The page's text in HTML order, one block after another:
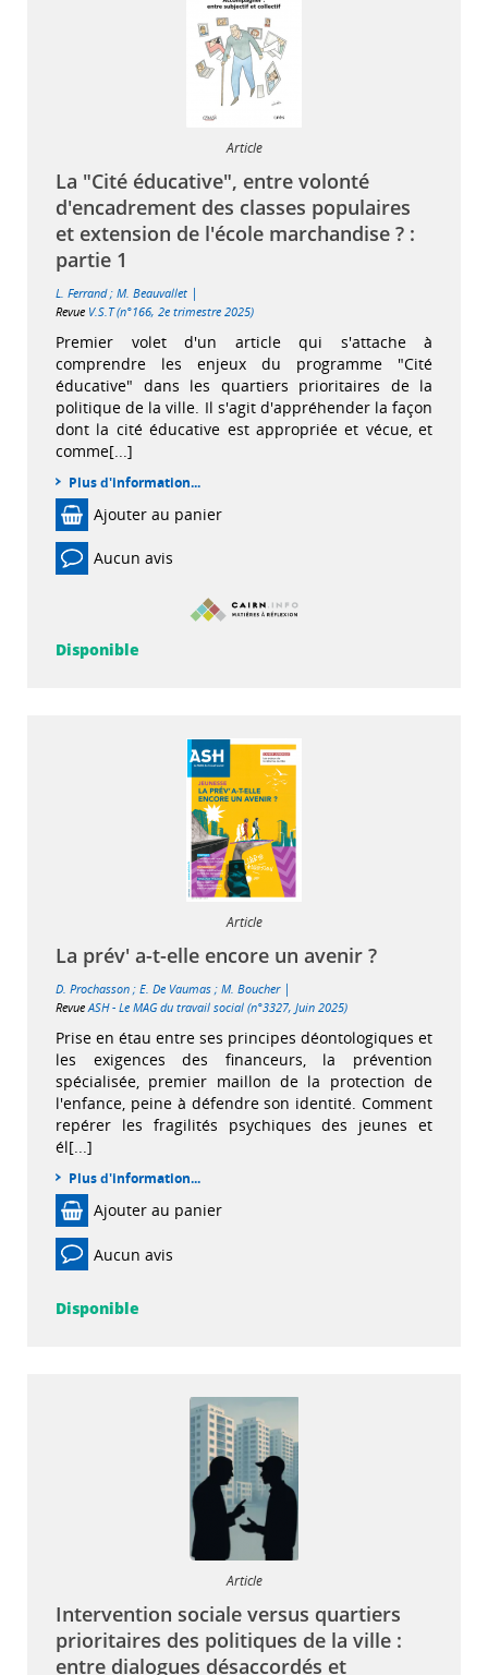
Article
La "Cité éducative", entre volonté
d'encadrement des classes populaires
et extension de l'école marchandise ? :
partie 1
L. Ferrand; M. Beauvallet |
Revue V.S.T (n°166, 2e trimestre 2025)
Premier volet d'un article qui s'attache à
comprendre les enjeux du programme "Cité
éducative" dans les quartiers prioritaires de la
politique de la ville. Il s'agit d'appréhender la façon
dont la cité éducative est appropriée et vécue, et
comme[...]
Plus d'information...
Ajouter au panier
Aucun avis
Disponible
Article
La prév' a-t-elle encore un avenir ?
D. Prochasson ; E. De Vaumas ; M. Boucher |
Revue ASH - Le MAG du travail social (n°3327, Juin 2025)
Prise en étau entre ses principes déontologiques et
les exigences des financeurs, la prévention
spécialisée, premier maillon de la protection de
l'enfance, peine à défendre son identité. Comment
repérer les fragilités psychiques des jeunes et
él[...]
Plus d'information...
Ajouter au panier
Aucun avis
Disponible
Article
Intervention sociale versus quartiers
prioritaires des politiques de la ville :
entre dialogues désaccordés et